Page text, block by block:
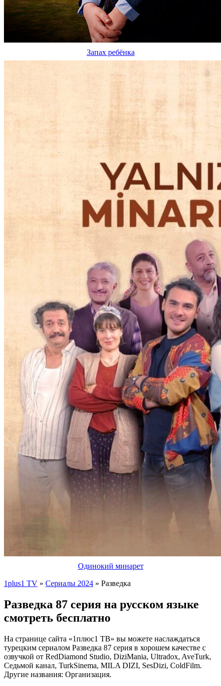
Запах ребёнка
Одинокий минарет
1plus1 TV » Сериалы 2024 » Разведка
Разведка 87 серия на русском языке
смотреть бесплатно
На странице сайта «1плюс1 ТВ» вы можете наслаждаться
турецким сериалом Разведка 87 серия в хорошем качестве с
озвучкой от RedDiamond Studio, DiziMania, Ultradox, AveTurk,
Седьмой канал, TurkSinema, MILA DIZI, SesDizi, ColdFilm.
Другие названия: Организация.